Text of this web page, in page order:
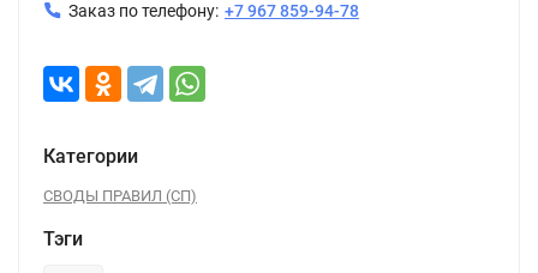
Заказ по телефону: +7 967 859-94-78
Категории
СВОДЫ ПРАВИЛ (СП)
Тэги